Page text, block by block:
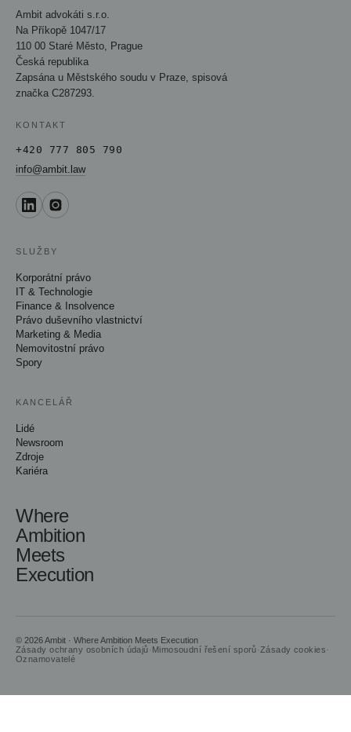
Ambit advokáti s.r.o.
Na Příkopě 1047/17
110 00 Staré Město, Prague
Česká republika
Zapsána u Městského soudu v Praze, spisová
značka C287293.
KONTAKT
+420 777 805 790
info@ambit.law
SLUŽBY
Korporátní právo
IT & Technologie
Finance & Insolvence
Právo duševního vlastnictví
Marketing & Media
Nemovitostní právo
Spory
KANCELÁŘ
Lidé
Newsroom
Zdroje
Kariéra
Where
Ambition
Meets
Execution
© 2026 Ambit · Where Ambition Meets Execution
Zásady ochrany osobních údajů· Mimosoudní řešení sporů· Zásady cookies·
Oznamovatelé